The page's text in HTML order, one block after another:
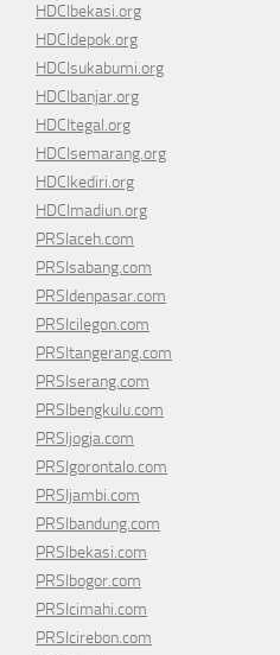
HDCIbekasi.org
HDCIdepok.org
HDCIsukabumi.org
HDCIbanjar.org
HDCItegal.org
HDCIsemarang.org
HDCIkediri.org
HDCImadiun.org
PRSIaceh.com
PRSIsabang.com
PRSIdenpasar.com
PRSIcilegon.com
PRSItangerang.com
PRSIserang.com
PRSIbengkulu.com
PRSIjogja.com
PRSIgorontalo.com
PRSIjambi.com
PRSIbandung.com
PRSIbekasi.com
PRSIbogor.com
PRSIcimahi.com
PRSIcirebon.com